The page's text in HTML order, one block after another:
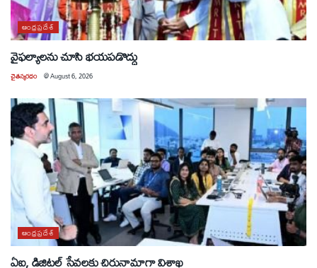
ఆంధ్రప్రదేశ్
వైఫల్యాలను చూసి భయపడొద్దు
చైతన్యరధం @August 6, 2026
ఆంధ్రప్రదేశ్
ఏఐ, డిజిటల్ సేవలకు చిరునామాగా విశాఖ